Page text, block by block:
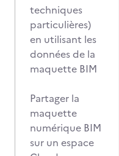
techniques
particulières)
en utilisant les
données de la
maquette BIM
Partager la
maquette
numérique BIM
sur un espace